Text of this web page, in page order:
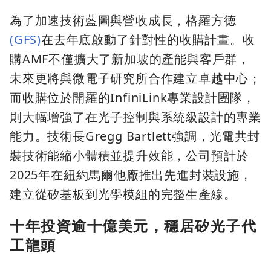
為了加速技術藍圖與營收成長，格羅方德
(GFS)在去年底啟動了針對性的收購計畫。收
購AMF不僅擴大了新加坡的產能與客戶群，
未來更將與微電子研究所合作建立卓越中心；
而收購位於開羅的InfiniLink專業設計團隊，
則大幅增強了在光子控制與系統級設計的專業
能力。技術長Gregg Bartlett強調，光電共封
裝技術能縮小體積並提升效能，公司預計於
2025年在紐約馬爾他廠推出先進封裝設施，
建立從矽基板到光學模組的完整生產線。
十年投資逾十億美元，穩居矽光子代
工龍頭